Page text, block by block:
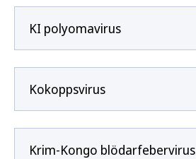
KI polyomavirus
Kokoppsvirus
Krim-Kongo blödarfebervirus